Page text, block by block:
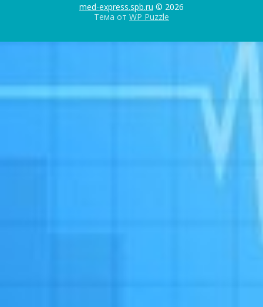
med-express.spb.ru © 2026
Тема от WP Puzzle